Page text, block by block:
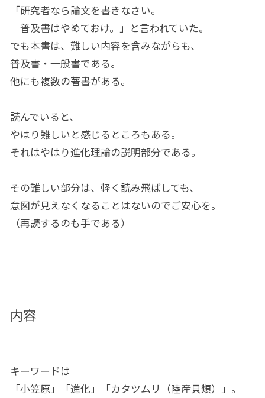
「研究者なら論文を書きなさい。
普及書はやめておけ。」と言われていた。
でも本書は、難しい内容を含みながらも、
普及書・一般書である。
他にも複数の著書がある。
読んでいると、
やはり難しいと感じるところもある。
それはやはり進化理論の説明部分である。
その難しい部分は、軽く読み飛ばしても、
意図が見えなくなることはないのでご安心を。
（再読するのも手である）
内容
キーワードは
「小笠原」「進化」「カタツムリ（陸産貝類）」。